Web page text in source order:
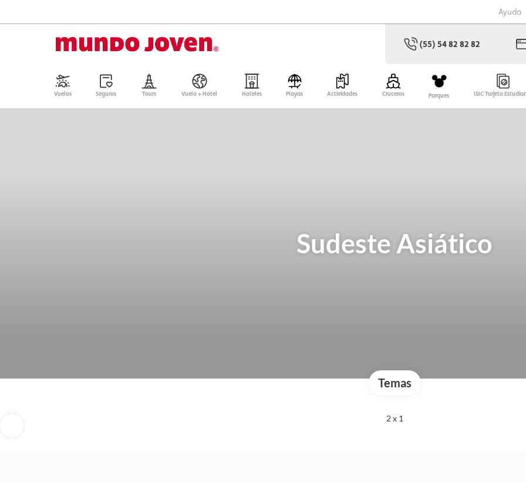
Ayuda
(55) 54 82 82 82
Vuelos Seguros Tours Vuelo + Hotel Hoteles Playas Actividades Cruceros Parques ISIC Tarjeta
Sudeste Asiático
Temas
2 x 1